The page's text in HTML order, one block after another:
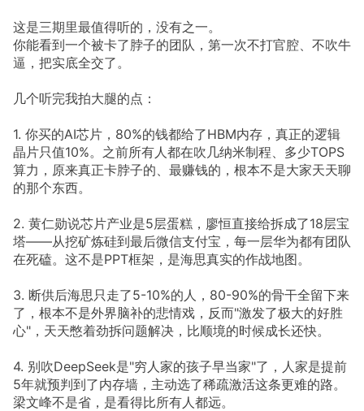
这是三期里最值得听的，没有之一。
你能看到一个被卡了脖子的团队，第一次不打官腔、不吹牛
逼，把实底全交了。
几个听完我拍大腿的点：
1. 你买的AI芯片，80%的钱都给了HBM内存，真正的逻辑
晶片只值10%。之前所有人都在吹几纳米制程、多少TOPS
算力，原来真正卡脖子的、最赚钱的，根本不是大家天天聊
的那个东西。
2. 黄仁勋说芯片产业是5层蛋糕，廖恒直接给拆成了18层宝
塔——从挖矿炼硅到最后微信支付宝，每一层华为都有团队
在死磕。这不是PPT框架，是海思真实的作战地图。
3. 断供后海思只走了5-10%的人，80-90%的骨干全留下来
了，根本不是外界脑补的悲情戏，反而"激发了极大的好胜
心"，天天憋着劲拆问题解决，比顺境的时候成长还快。
4. 别吹DeepSeek是"穷人家的孩子早当家"了，人家是提前
5年就预判到了内存墙，主动选了稀疏激活这条更难的路。
梁文峰不是省，是看得比所有人都远。